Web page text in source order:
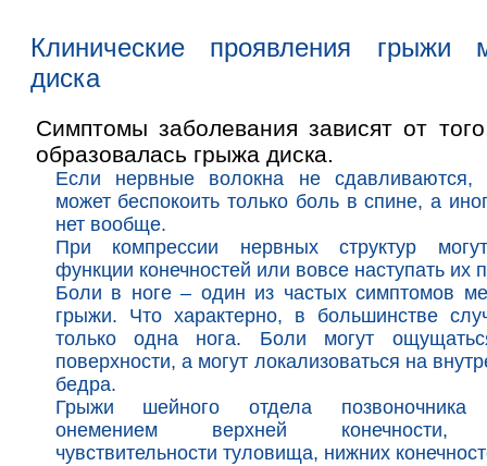
Клинические проявления грыжи
диска
Симптомы заболевания зависят от
образовалась грыжа диска.
Если нервные волокна не сдавливаются,
может беспокоить только боль в спине, а
нет вообще.
При компрессии нервных структур
функции конечностей или вовсе наступать их
Боли в ноге – один из частых симптомов
грыжи. Что характерно, в большинстве
только одна нога. Боли могут
поверхности, а могут локализоваться на
бедра.
Грыжи шейного отдела позвоночника
онемением верхней конечности,
чувствительности туловища, нижних